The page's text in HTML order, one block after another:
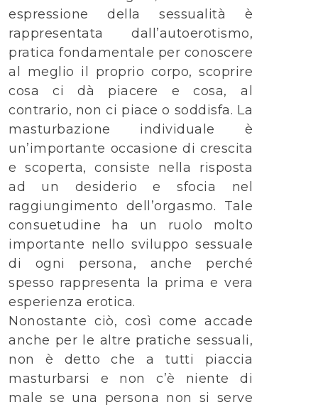
espressione della sessualità è
rappresentata dall’autoerotismo,
pratica fondamentale per conoscere
al meglio il proprio corpo, scoprire
cosa ci dà piacere e cosa, al
contrario, non ci piace o soddisfa. La
masturbazione individuale è
un’importante occasione di crescita
e scoperta, consiste nella risposta
ad un desiderio e sfocia nel
raggiungimento dell’orgasmo. Tale
consuetudine ha un ruolo molto
importante nello sviluppo sessuale
di ogni persona, anche perché
spesso rappresenta la prima e vera
esperienza erotica.
Nonostante ciò, così come accade
anche per le altre pratiche sessuali,
non è detto che a tutti piaccia
masturbarsi e non c’è niente di
male se una persona non si serve